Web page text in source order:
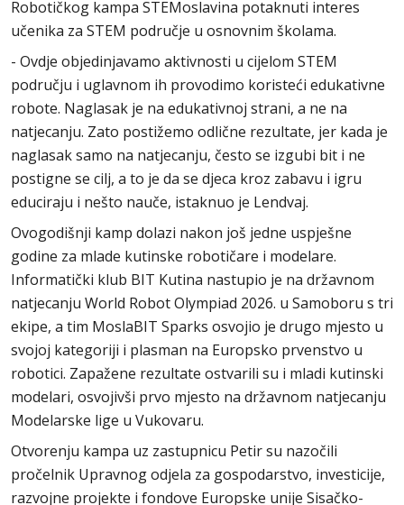
Robotičkog kampa STEMoslavina potaknuti interes
učenika za STEM područje u osnovnim školama.
- Ovdje objedinjavamo aktivnosti u cijelom STEM
području i uglavnom ih provodimo koristeći edukativne
robote. Naglasak je na edukativnoj strani, a ne na
natjecanju. Zato postižemo odlične rezultate, jer kada je
naglasak samo na natjecanju, često se izgubi bit i ne
postigne se cilj, a to je da se djeca kroz zabavu i igru
educiraju i nešto nauče, istaknuo je Lendvaj.
Ovogodišnji kamp dolazi nakon još jedne uspješne
godine za mlade kutinske robotičare i modelare.
Informatički klub BIT Kutina nastupio je na državnom
natjecanju World Robot Olympiad 2026. u Samoboru s tri
ekipe, a tim MoslaBIT Sparks osvojio je drugo mjesto u
svojoj kategoriji i plasman na Europsko prvenstvo u
robotici. Zapažene rezultate ostvarili su i mladi kutinski
modelari, osvojivši prvo mjesto na državnom natjecanju
Modelarske lige u Vukovaru.
Otvorenju kampa uz zastupnicu Petir su nazočili
pročelnik Upravnog odjela za gospodarstvo, investicije,
razvojne projekte i fondove Europske unije Sisačko-